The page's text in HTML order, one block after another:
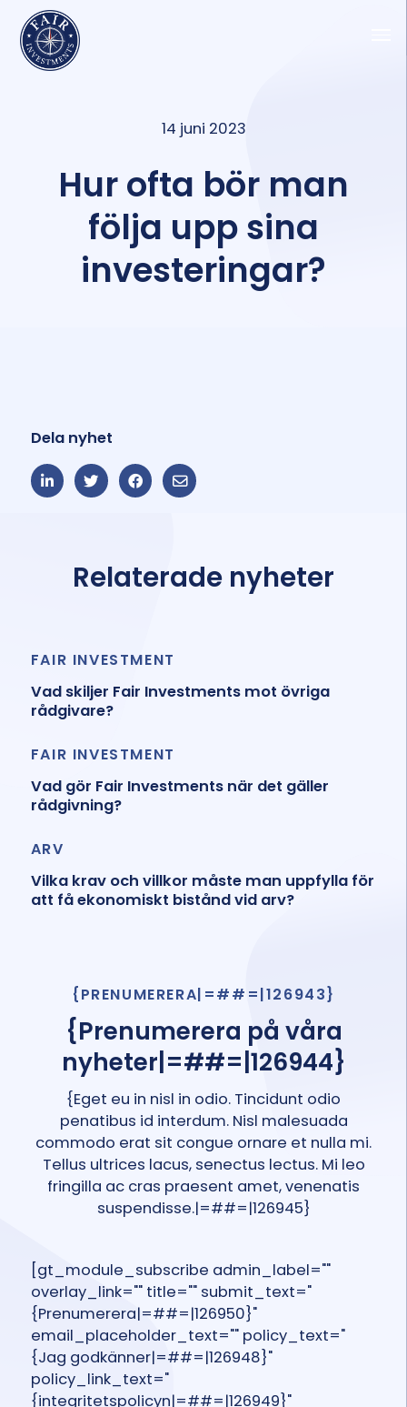
14 juni 2023
Hur ofta bör man
följa upp sina
investeringar?
Dela nyhet
Relaterade nyheter
FAIR INVESTMENT
Vad skiljer Fair Investments mot övriga
rådgivare?
FAIR INVESTMENT
Vad gör Fair Investments när det gäller
rådgivning?
ARV
Vilka krav och villkor måste man uppfylla för
att få ekonomiskt bistånd vid arv?
{PRENUMERERA|=##=|126943}
{Prenumerera på våra
nyheter|=##=|126944}
{Eget eu in nisl in odio. Tincidunt odio
penatibus id interdum. Nisl malesuada
commodo erat sit congue ornare et nulla mi.
Tellus ultrices lacus, senectus lectus. Mi leo
fringilla ac cras praesent amet, venenatis
suspendisse.|=##=|126945}
[gt_module_subscribe admin_label=""
overlay_link="" title="" submit_text="
{Prenumerera|=##=|126950}"
email_placeholder_text="" policy_text="
{Jag godkänner|=##=|126948}"
policy_link_text="
{integritetspolicyn|=##=|126949}"